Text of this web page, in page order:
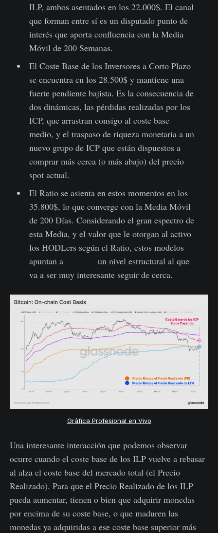
ILP, ambos asentados en los 22.000$. El canal
que forman entre sí es un disputado punto de
interés que aporta confluencia con la Media
Móvil de 200 Semanas.
El Coste Base de los Inversores a Corto Plazo
se encuentra en los 28.500$ y mantiene una
fuerte pendiente bajista. Es la consecuencia de
dos dinámicas, las pérdidas realizadas por los
ICP, que arrastran consigo al coste base
medio, y el traspaso de riqueza monetaria a un
nuevo grupo de ICP que están dispuestos a
comprar más cerca (o más abajo) del precio
spot actual.
El Ratio se asienta en estos momentos en los
35.800$, lo que converge con la Media Móvil
de 200 Días. Considerando el gran espectro de
esta Media, y el valor que le otorgan al activo
los HODLers según el Ratio, estos modelos
apuntan a un nivel estructural al que
va a ser muy interesante seguir de cerca.
Gráfica Profesional en Vivo
Una interesante interacción que podemos observar
ocurre cuando el coste base de los ILP vuelve a rebasar
al alza el coste base del mercado total (el Precio
Realizado). Para que el Precio Realizado de los ILP
pueda aumentar, tienen o bien que adquirir monedas
por encima de su coste base, o que maduren las
monedas ya adquiridas a ese coste base superior más